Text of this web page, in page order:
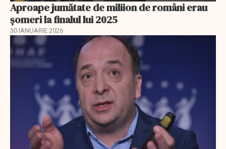
Aproape jumătate de miliion de români erau
șomeri la finalul lui 2025
30 IANUARIE 2026